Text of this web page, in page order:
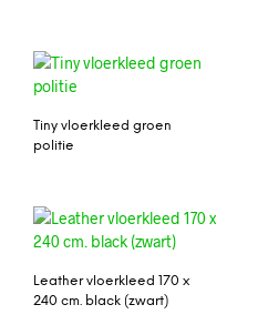
Tiny vloerkleed groen
politie
Leather vloerkleed 170 x
240 cm. black (zwart)